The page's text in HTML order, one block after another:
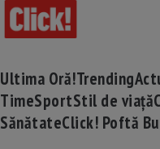
Ultima Oră!Trending
TimeSportStil de viață
SănătateClick! Poftă